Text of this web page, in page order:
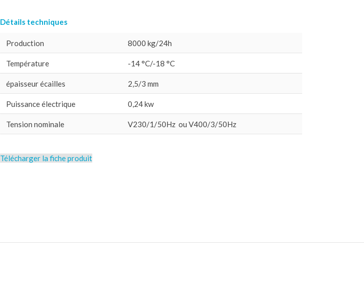
Détails techniques
Production 8000 kg/24h
Température -14 °C/-18 °C
épaisseur écailles 2,5/3 mm
Puissance électrique 0,24 kw
Tension nominale V230/1/50Hz ou V400/3/50Hz
Télécharger la fiche produit